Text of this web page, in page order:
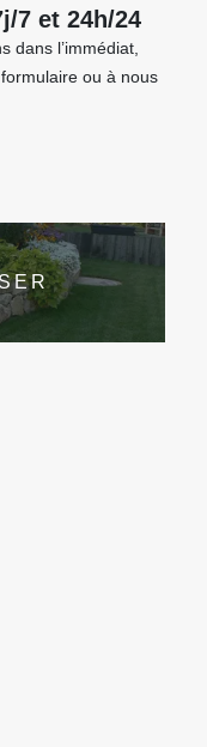
7 et 24h/24
dans l’immédiat,
ou à nous